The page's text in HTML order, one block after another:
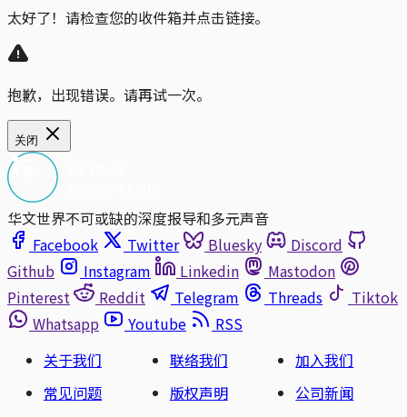
太好了！请检查您的收件箱并点击链接。
抱歉，出现错误。请再试一次。
关闭
华文世界不可或缺的深度报导和多元声音
Facebook
Twitter Bluesky
Discord
Github
Instagram Linkedin
Mastodon
Pinterest
Reddit Telegram Threads
Tiktok
Whatsapp
Youtube
RSS
关于我们
联络我们
加入我们
常见问题
版权声明
公司新闻